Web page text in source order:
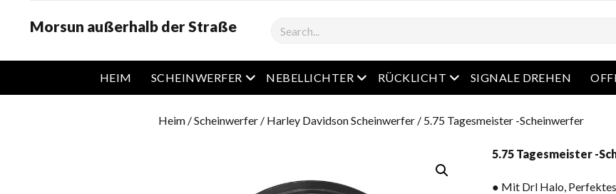
Morsun außerhalb der Straße Suchen
HEIM SCHEINWERFER Öffnen Sie das Menü
NEBELLICHTER Öffnen Sie das Menü
RÜCKLICHT Öffnen Sie das Menü
SIGNALE DREHEN
Heim /Scheinwerfer / Harley Davidson Scheinwerfer / 5.75 Tagesmeister -Scheinwerfer
5.75 Tagesmeister -
● Mit Drl Halo,